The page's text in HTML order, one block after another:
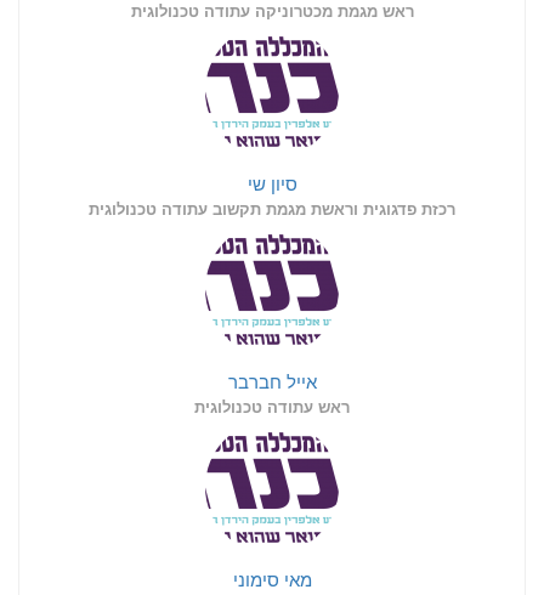
ראש מגמת מכטרוניקה עתודה טכנולוגית
סיון שי
רכזת פדגוגית וראשת מגמת תקשוב עתודה טכנולוגית
אייל חברבר
ראש עתודה טכנולוגית
מאי סימוני